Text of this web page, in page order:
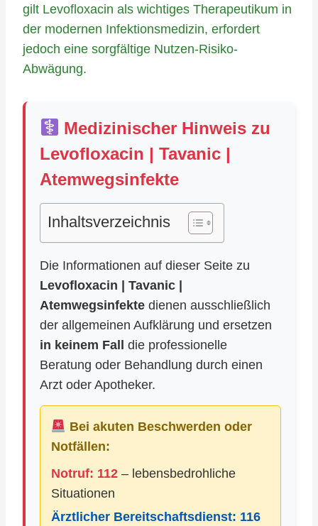
gilt Levofloxacin als wichtiges Therapeutikum in
der modernen Infektionsmedizin, erfordert
jedoch eine sorgfältige Nutzen-Risiko-
Abwägung.
Medizinischer Hinweis zu
Levofloxacin | Tavanic |
Atemwegsinfekte
Inhaltsverzeichnis
Die Informationen auf dieser Seite zu
Levofloxacin | Tavanic |
Atemwegsinfekte dienen ausschließlich
der allgemeinen Aufklärung und ersetzen
in keinem Fall
die professionelle
Beratung oder Behandlung durch einen
Arzt oder Apotheker.
Bei akuten Beschwerden oder
Notfällen:
Notruf: 112 – lebensbedrohliche
Situationen
Ärztlicher Bereitschaftsdienst: 116